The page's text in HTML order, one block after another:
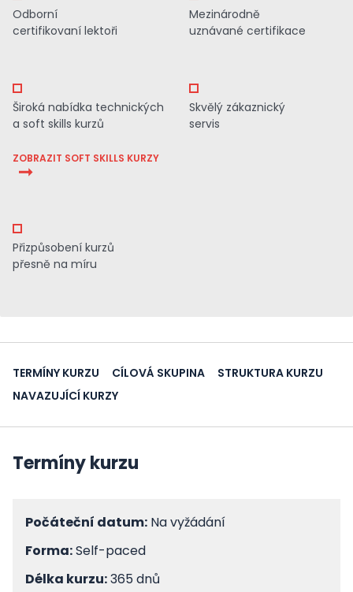
Odborní
certifikovaní lektoři
Mezinárodně
uznávané certifikace
Široká nabídka technických
a soft skills kurzů
ZOBRAZIT SOFT SKILLS KURZY
Skvělý zákaznický
servis
Přizpůsobení kurzů
přesně na míru
TERMÍNY KURZU CÍLOVÁ SKUPINA
STRUKTURA KURZU
NAVAZUJÍCÍ KURZY
Termíny kurzu
Počáteční datum: Na vyžádání
Forma:Self-paced
Délka kurzu:365 dnů